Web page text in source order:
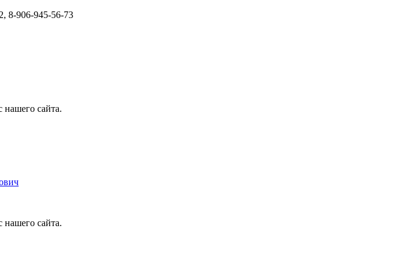
8-906-945-56-73
нашего сайта.
нашего сайта.